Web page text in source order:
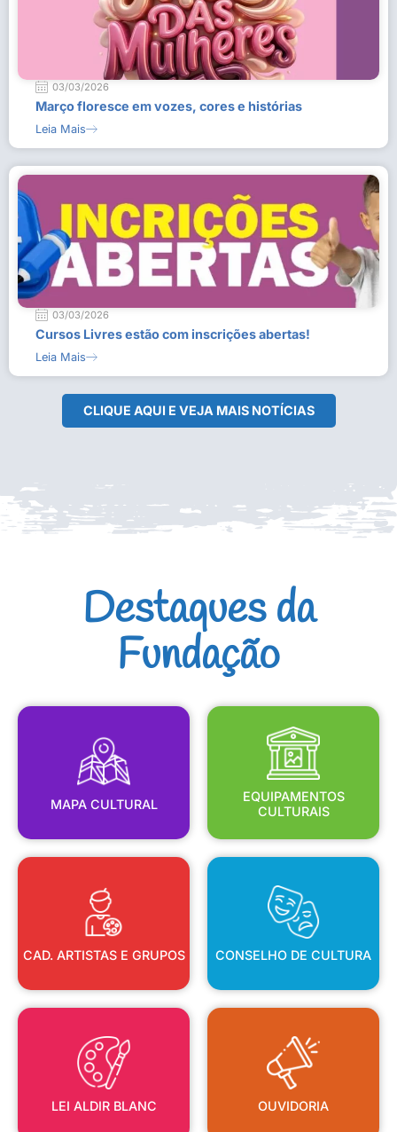
03/03/2026
Março floresce em vozes, cores e histórias
Leia Mais
03/03/2026
Cursos Livres estão com inscrições abertas!
Leia Mais
CLIQUE AQUI E VEJA MAIS NOTÍCIAS
Destaques da
Fundação
MAPA CULTURAL
MAPA CULTURAL
EQUIPAMENTOS
CULTURAIS
EQUIPAMENTOS
CULTURAIS
CAD. ARTISTAS E GRUPOS
CAD. ARTISTAS E GRUPOS
CONSELHO DE CULTURA
CONSELHO DE CULTURA
LEI ALDIR BLANC
LEI ALDIR BLANC
OUVIDORIA
OUVIDORIA